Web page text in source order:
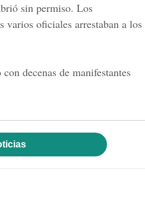
sin permiso. Los
varios oficiales arrestaban a los
decenas de manifestantes